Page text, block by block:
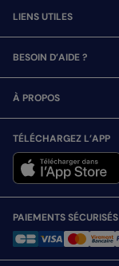
LIENS UTILES
BESOIN D’AIDE ?
À PROPOS
TÉLÉCHARGEZ L’APP
PAIEMENTS SÉCURISÉS